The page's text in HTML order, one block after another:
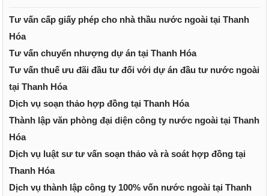
Tư vấn cấp giấy phép cho nhà thầu nước ngoài tại Thanh
Hóa
Tư vấn chuyển nhượng dự án tại Thanh Hóa
Tư vấn thuế ưu đãi đầu tư đối với dự án đầu tư nước ngoài
tại Thanh Hóa
Dịch vụ soạn thảo hợp đồng tại Thanh Hóa
Thành lập văn phòng đại diện công ty nước ngoài tại Thanh
Hóa
Dịch vụ luật sư tư vấn soạn thảo và rà soát hợp đồng tại
Thanh Hóa
Dịch vụ thành lập công ty 100% vốn nước ngoài tại Thanh